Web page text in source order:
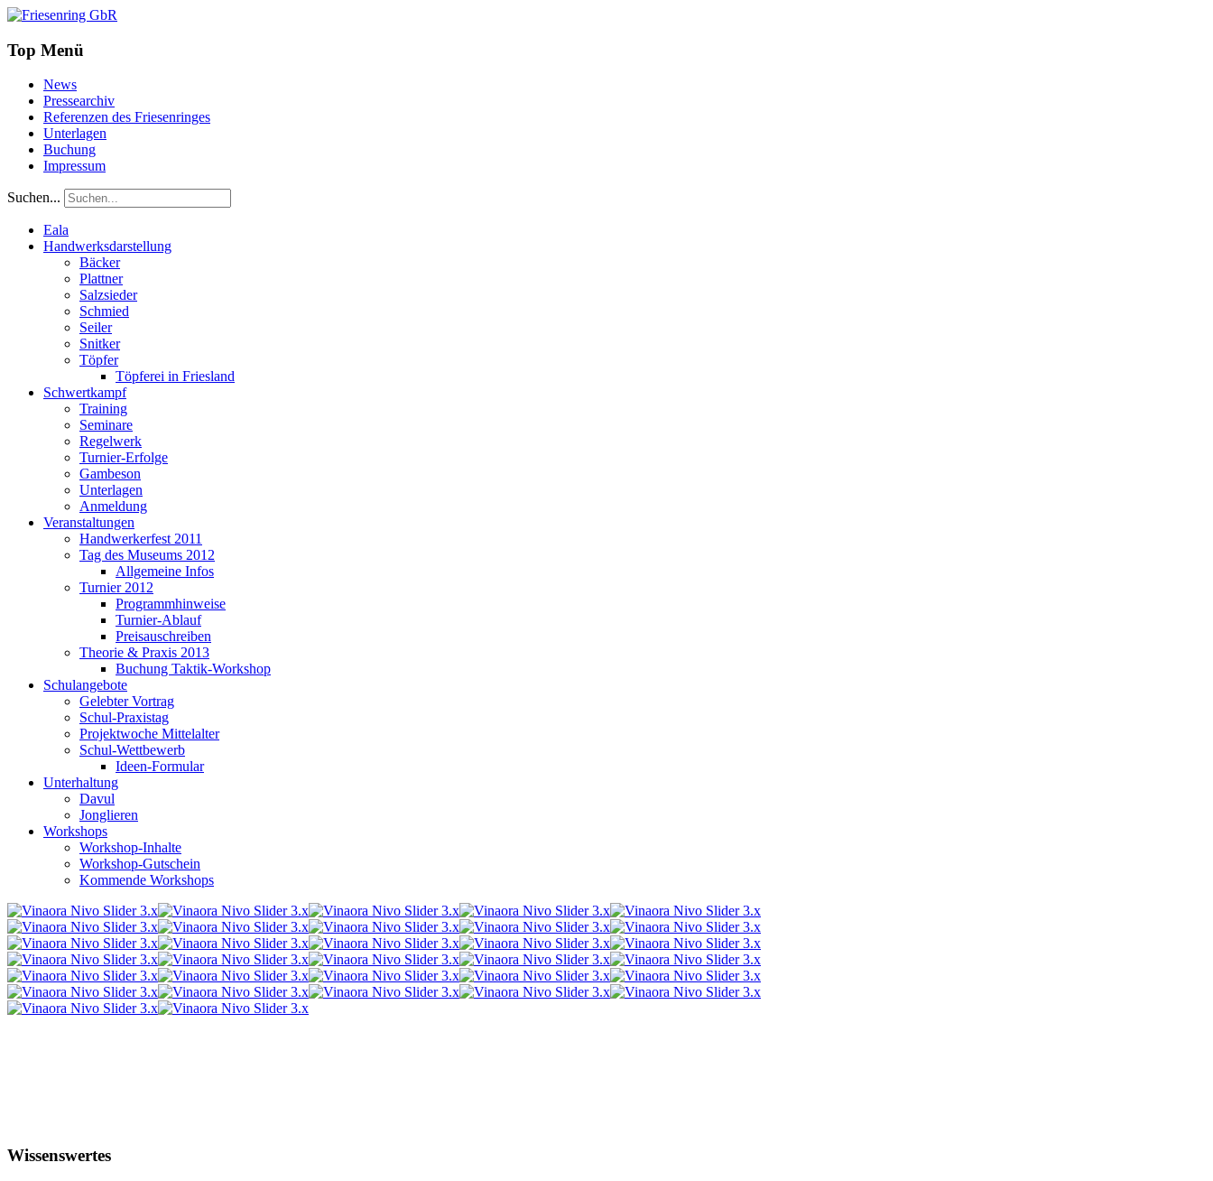
Top Menü
News
Pressearchiv
Referenzen des Friesenringes
Unterlagen
Buchung
Impressum
Suchen...
Eala
Handwerksdarstellung
Bäcker
Plattner
Salzsieder
Schmied
Seiler
Snitker
Töpfer
Töpferei in Friesland
Schwertkampf
Training
Seminare
Regelwerk
Turnier-Erfolge
Gambeson
Unterlagen
Anmeldung
Veranstaltungen
Handwerkerfest 2011
Tag des Museums 2012
Allgemeine Infos
Turnier 2012
Programmhinweise
Turnier-Ablauf
Preisauschreiben
Theorie & Praxis 2013
Buchung Taktik-Workshop
Schulangebote
Gelebter Vortrag
Schul-Praxistag
Projektwoche Mittelalter
Schul-Wettbewerb
Ideen-Formular
Unterhaltung
Davul
Jonglieren
Workshops
Workshop-Inhalte
Workshop-Gutschein
Kommende Workshops
Wissenswertes